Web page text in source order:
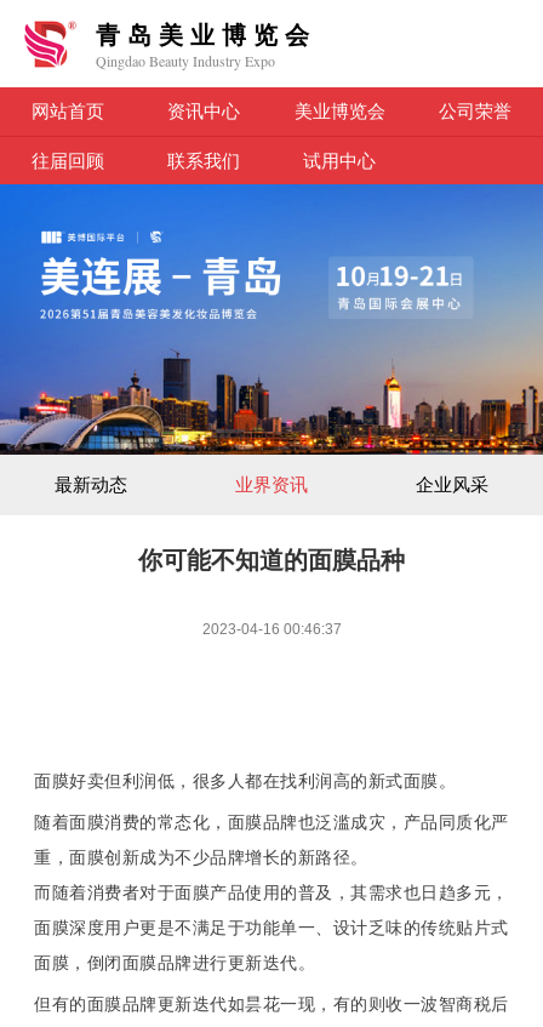
青岛美业博览会
Qingdao Beauty Industry Expo
网站首页 资讯中心 美业博览会 公司荣誉
往届回顾 联系我们 试用中心
最新动态 业界资讯 企业风采
活动议程
你可能不知道的面膜品种
2023-04-16 00:46:37
面膜好卖但利润低，很多人都在找利润高的新式面膜。
随着面膜消费的常态化，面膜品牌也泛滥成灾，产品同质化严
重，面膜创新成为不少品牌增长的新路径。
而随着消费者对于面膜产品使用的普及，其需求也日趋多元，
面膜深度用户更是不满足于功能单一、设计乏味的传统贴片式
面膜，倒闭面膜品牌进行更新迭代。
但有的面膜品牌更新迭代如昙花一现，有的则收一波智商税后